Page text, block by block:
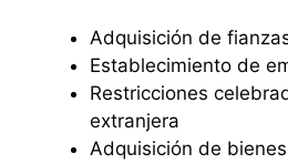
Adquisición de
Establecimiento de
Restricciones
extranjera
Adquisición de